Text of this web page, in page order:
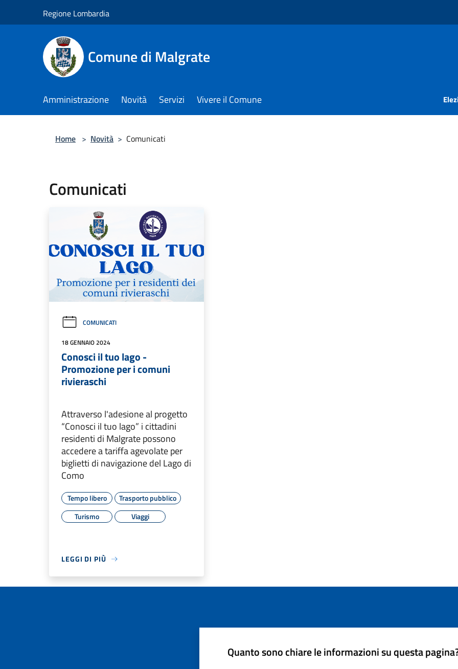
Regione Lombardia
Comune di Malgrate
Amministrazione Novità Servizi Vivere il Comune
Home > Novità > Comunicati
Comunicati
COMUNICATI
18 GENNAIO 2024
Conosci il tuo lago -
Promozione per i comuni
rivieraschi
Attraverso l'adesione al progetto
“Conosci il tuo lago” i cittadini
residenti di Malgrate possono
accedere a tariffa agevolate per
biglietti di navigazione del Lago di
Como
Tempo libero
Trasporto pubblico
Turismo
Viaggi
LEGGI DI PIÙ
Quanto sono chiare le informazioni su questa